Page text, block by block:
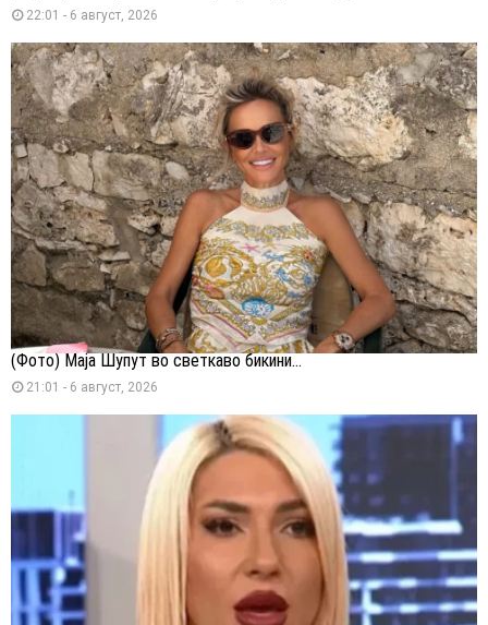
22:01 - 6 август, 2026
(Фото) Маја Шупут во светкаво бикини...
21:01 - 6 август, 2026